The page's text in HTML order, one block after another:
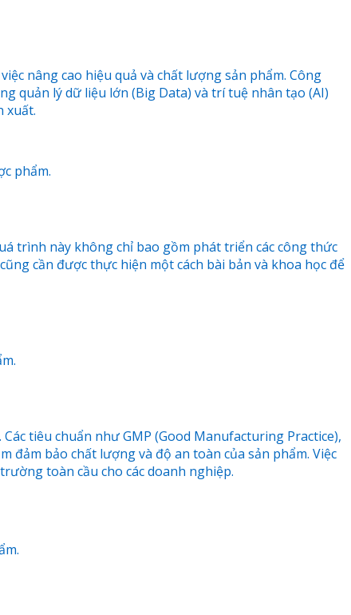
nâng cao hiệu quả và chất lượng sản phẩm. Công
quản lý dữ liệu lớn (Big Data) và trí tuệ nhân tạo (AI)
xuất.
phẩm.
trình này không chỉ bao gồm phát triển các công thức
cần được thực hiện một cách bài bản và khoa học để
tiêu chuẩn như GMP (Good Manufacturing Practice),
đảm bảo chất lượng và độ an toàn của sản phẩm. Việc
toàn cầu cho các doanh nghiệp.